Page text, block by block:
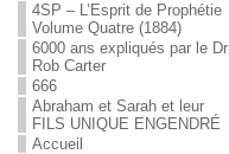
4SP – L’Esprit de Prophétie
Volume Quatre (1884)
6000 ans expliqués par le Dr
Rob Carter
666
Abraham et Sarah et leur
FILS UNIQUE ENGENDRÉ
Accueil